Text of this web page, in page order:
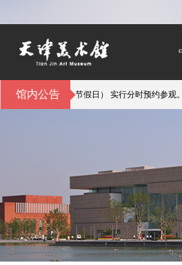
馆内公告
一闭馆（不含节假日） 实行分时预约参观。每